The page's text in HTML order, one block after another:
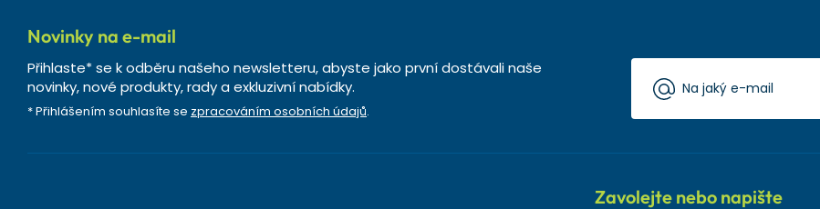
Novinky na e-mail
Přihlaste* se k odběru našeho newsletteru, abyste jako první dostávali naše
novinky, nové produkty, rady a exkluzivní nabídky.
* Přihlášením souhlasíte se zpracováním osobních údajů.
Zavolejte nebo napište